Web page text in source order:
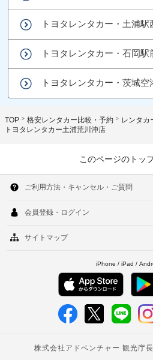
トヨタレンタカー・土浦駅
トヨタレンタカー・石岡駅
トヨタレンタカー・茨城空
TOP 格安レンタカー比較・予約 レンタカ
トヨタレンタカー土浦荒川沖店
このページのトッ